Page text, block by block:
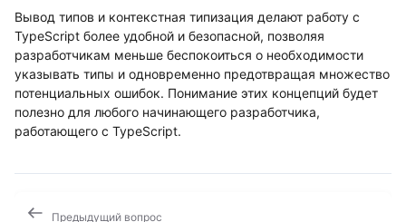
Вывод типов и контекстная типизация делают работу с
TypeScript более удобной и безопасной, позволяя
разработчикам меньше беспокоиться о необходимости
указывать типы и одновременно предотвращая множество
потенциальных ошибок. Понимание этих концепций будет
полезно для любого начинающего разработчика,
работающего с TypeScript.
Предыдущий вопрос